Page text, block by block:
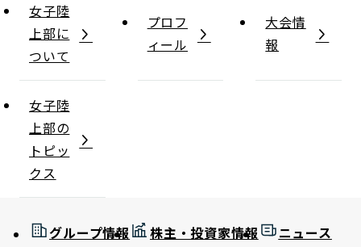
女子陸
上部に
ついて
プロフ
ィール
大会情
報
女子陸
上部の
トピッ
クス
グループ情報 株主・投資家情報 ニュース